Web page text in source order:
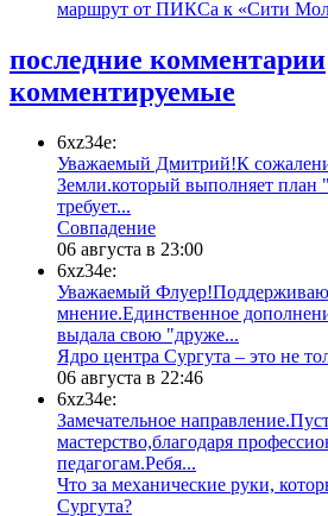
маршрут от ПИКСа к «Сити
последние комментарии
комментируемые
6xz34e:
Уважаемый Дмитрий!К
Земли.который выполняет
требует...
​Совпадение
06 августа в 23:00
6xz34e:
Уважаемый
мнение.Единственное
выдала свою "друже...
​Ядро центра Сургута ‒ это не
06 августа в 22:46
6xz34e:
Замечательное
мастерство,благодаря
педагогам.Ребя...
​Что за механические руки,
Сургута?